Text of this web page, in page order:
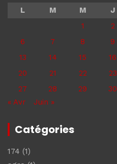
L M M J
1
2
6
7 8 9
13
14 15 16
20
21 22 23
27
28 29 30
« Avr
Juin »
Catégories
174 (1)